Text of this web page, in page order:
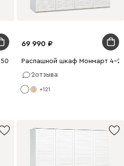
Белый
69 990
Распашной шкаф Монмарт 4-
2отзыва
+121